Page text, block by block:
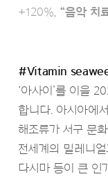
+120%, “음악 치
#Vitamin
‘아사이’를 이을
합니다. 아시아에
해조류가 서구 문
전세계의 밀레니
다시마 등이 큰 인